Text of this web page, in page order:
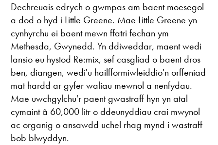
Dechreuais edrych o gwmpas am baent moesegol
a dod o hyd i Little Greene. Mae Little Greene yn
cynhyrchu ei baent mewn ffatri fechan ym
Methesda, Gwynedd. Yn ddiweddar, maent wedi
lansio eu hystod Re:mix, sef casgliad o baent dros
ben, diangen, wedi'u hailfformiwleiddio'n orffeniad
mat hardd ar gyfer waliau mewnol a nenfydau.
Mae uwchgylchu'r paent gwastraff hyn yn atal
cymaint â 60,000 litr o ddeunyddiau crai mwynol
ac organig o ansawdd uchel rhag mynd i wastraff
bob blwyddyn.